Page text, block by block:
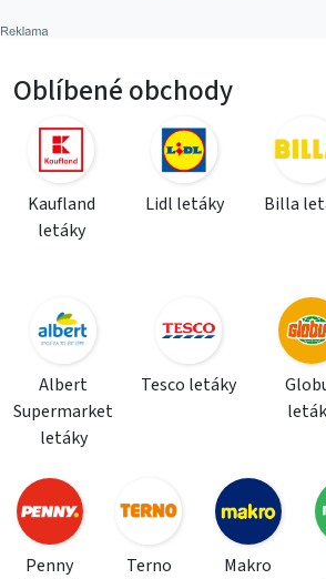
Oblíbené obchody
Kaufland
letáky
Lidl letáky Billa
Albert
Supermarket
letáky
Tesco letáky
Penny
Terno
Makro